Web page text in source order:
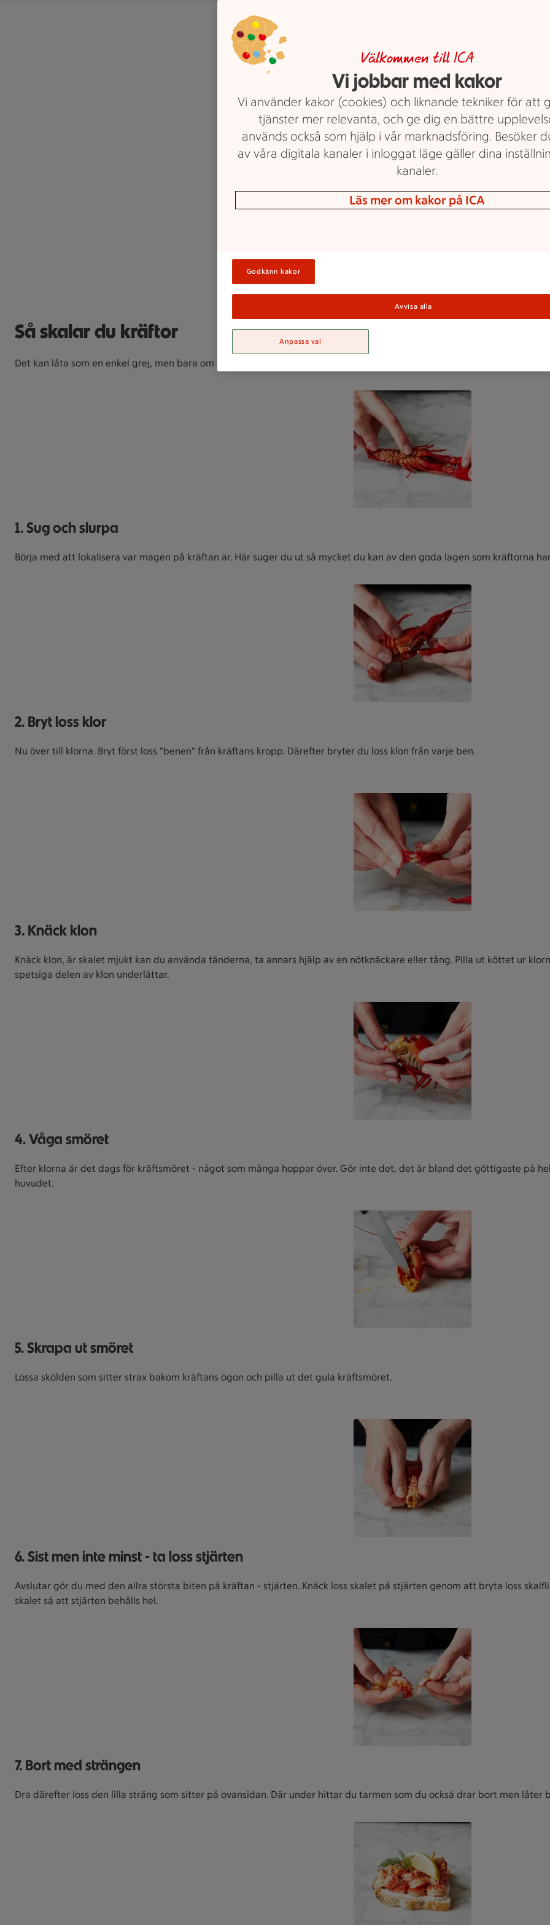
du kräftor på
bästa sätt
Klorna, stjärten eller huvudet först?
Ja, hur äter man egentligen kräftor
på bästa sätt? Följ vår steg-för-
steg guide och bli ett proffs på att
Tips: här finns alla recept för din
Så skalar du kräftor
Det kan låta som en enkel grej, men bara om du gör rätt! Här visar vi därför steg för steg hur du skalar kräftor på bästa
1. Sug och slurpa
Börja med att lokalisera var magen på kräftan är. Här suger du ut så mycket du kan av den goda lagen som kräftorna
2. Bryt loss klor
Nu över till klorna. Bryt först loss "benen" från kräftans kropp. Därefter bryter du loss klon från varje ben.
3. Knäck klon
Knäck klon, är skalet mjukt kan du använda tänderna, ta annars hjälp av en nötknäckare eller tång. Pilla ut köttet ur
spetsiga delen av klon underlättar.
4. Våga smöret
Efter klorna är det dags för kräftsmöret - något som många hoppar över. Gör inte det, det är bland det göttigaste på
huvudet.
5. Skrapa ut smöret
Lossa skölden som sitter strax bakom kräftans ögon och pilla ut det gula kräftsmöret.
6. Sist men inte minst - ta loss stjärten
Avslutar gör du med den allra största biten på kräftan - stjärten. Knäck loss skalet på stjärten genom att bryta loss
skalet så att stjärten behålls hel.
7. Bort med strängen
Dra därefter loss den lilla sträng som sitter på ovansidan. Där under hittar du tarmen som du också drar bort men låter
Välkommen till ICA
Vi jobbar med kakor
Vi använder kakor (cookies) och liknande tekniker för att
tjänster mer relevanta, och ge dig en bättre
används också som hjälp i vår marknadsföring. Besöker
av våra digitala kanaler i inloggat läge gäller dina
kanaler.
Läs mer om kakor på ICA
Godkänn kakor
Avvisa alla
Anpassa val